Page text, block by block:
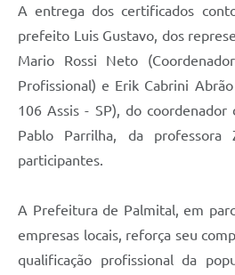
A entrega dos certificados
prefeito Luis Gustavo, dos
Mario Rossi Neto
Profissional) e Erik Cabrini
106 Assis - SP), do coordenador
Pablo Parrilha, da professora
participantes.
A Prefeitura de Palmital, em
empresas locais, reforça seu
qualificação profissional da